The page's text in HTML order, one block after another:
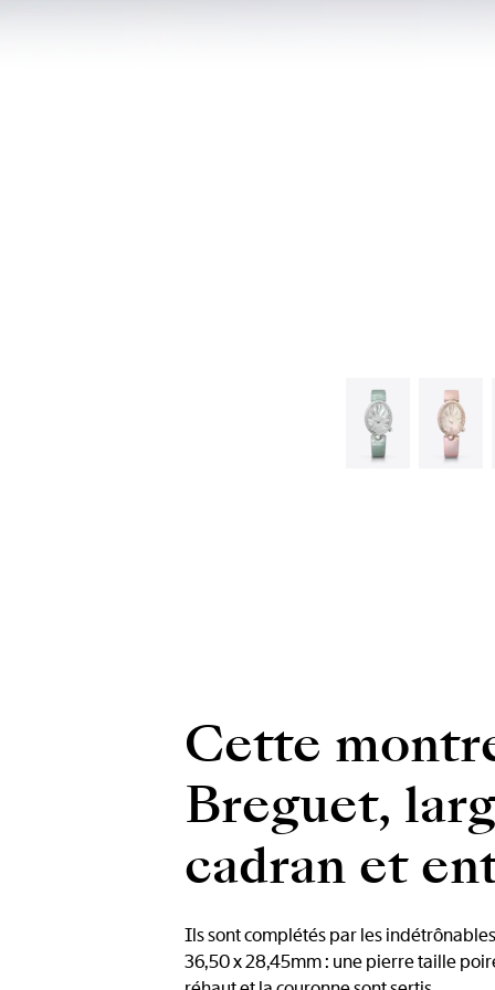
Cette
Breguet,
cadran et
Ils sont complétés par les
36,50 x 28,45mm : une pierre taille